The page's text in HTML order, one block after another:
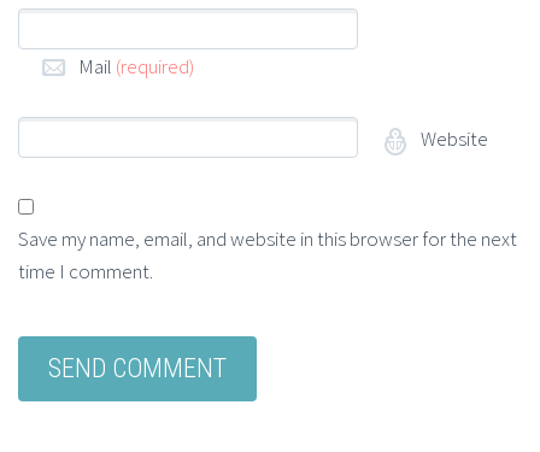
Mail (required)
Website
Save my name, email, and website in this browser for the next
time I comment.